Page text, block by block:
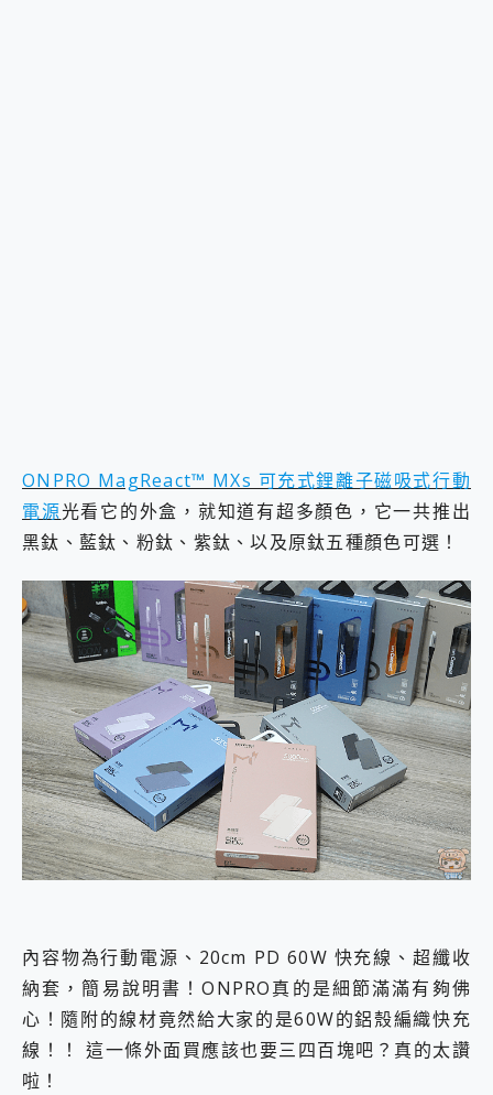
ONPRO MagReact™ MXs 可充式鋰離子磁吸式行動
電源光看它的外盒，就知道有超多顏色，它一共推出
黑鈦、藍鈦、粉鈦、紫鈦、以及原鈦五種顏色可選！
內容物為行動電源、20cm PD 60W 快充線、超纖收
納套，簡易說明書！ONPRO真的是細節滿滿有夠佛
心！隨附的線材竟然給大家的是60W的鋁殼編織快充
線！！ 這一條外面買應該也要三四百塊吧？真的太讚
啦！